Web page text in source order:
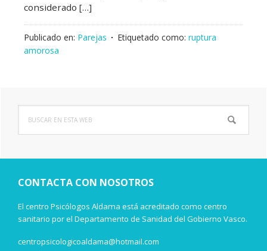
considerado […]
Publicado en: Parejas Etiquetado como: ruptura
amorosa
Barra
lateral
principal
esta
CONTACTA CON NOSOTROS
El centro Psicólogos Aldama está acreditado como centro
sanitario por el Departamento de Sanidad del Gobierno Vasco.
centropsicologicoaldama@hotmail.com